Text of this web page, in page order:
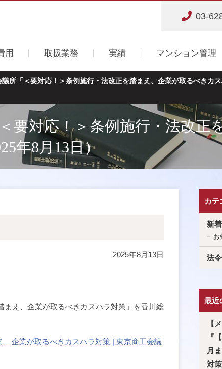
03-
用 取扱業務 実績 マンション管理
議所「＜要対応！＞条例施行・法改正を踏まえ、企業が取るべきカ
要対応！＞条例施行・法改正
年8月13日）
2025年8月13日
まえ、企業が取るべきカスハラ対策」を香川総
企業が取るべきカスハラ対策 | 東京商工会議
カテ
新
お
法令
最近
【
『
月
対